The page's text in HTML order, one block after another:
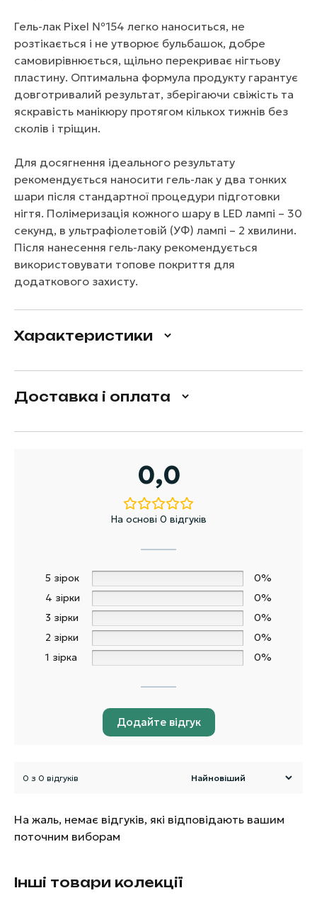
Гель-лак Pixel №154 легко наноситься, не
розтікається і не утворює бульбашок, добре
самовирівнюється, щільно перекриває нігтьову
пластину. Оптимальна формула продукту гарантує
довготривалий результат, зберігаючи свіжість та
яскравість манікюру протягом кількох тижнів без
сколів і тріщин.
Для досягнення ідеального результату
рекомендується наносити гель-лак у два тонких
шари після стандартної процедури підготовки
нігтя. Полімеризація кожного шару в LED лампі – 30
секунд, в ультрафіолетовій (УФ) лампі – 2 хвилини.
Після нанесення гель-лаку рекомендується
використовувати топове покриття для
додаткового захисту.
Характеристики
Доставка і оплата
0,0
На основі 0 відгуків
5 зірок
0%
4 зірки
0%
3 зірки
0%
2 зірки
0%
1 зірка
0%
Додайте відгук
0 з 0 відгуків
На жаль, немає відгуків, які відповідають вашим
поточним виборам
Інші товари колекції